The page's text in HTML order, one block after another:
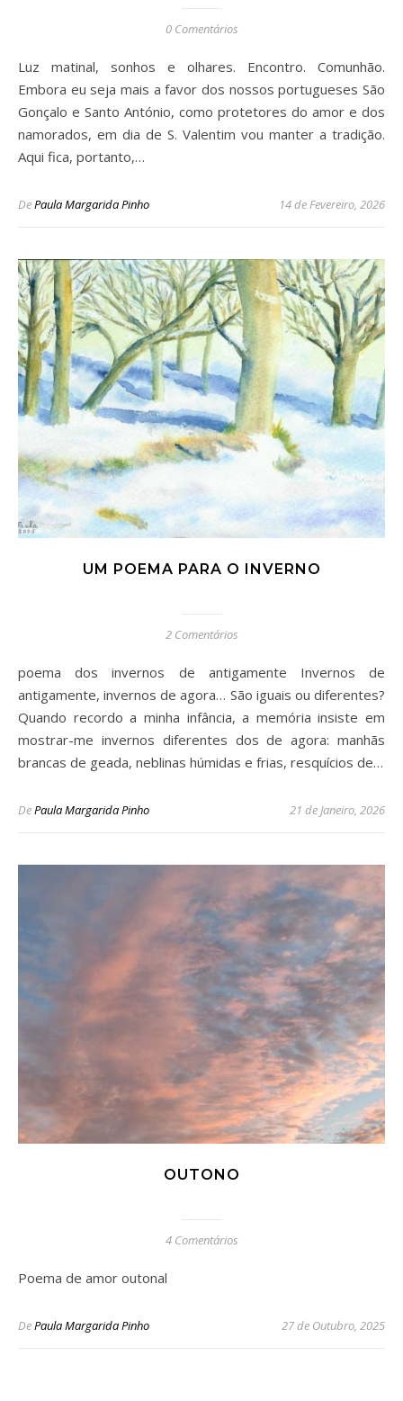
0 Comentários
Luz matinal, sonhos e olhares. Encontro. Comunhão.
Embora eu seja mais a favor dos nossos portugueses São
Gonçalo e Santo António, como protetores do amor e dos
namorados, em dia de S. Valentim vou manter a tradição.
Aqui fica, portanto,…
DePaula Margarida Pinho 14 de Fevereiro, 2026
UM POEMA PARA O INVERNO
2 Comentários
poema dos invernos de antigamente Invernos de
antigamente, invernos de agora… São iguais ou diferentes?
Quando recordo a minha infância, a memória insiste em
mostrar-me invernos diferentes dos de agora: manhãs
brancas de geada, neblinas húmidas e frias, resquícios de…
DePaula Margarida Pinho 21 de Janeiro, 2026
OUTONO
4 Comentários
Poema de amor outonal
DePaula Margarida Pinho 27 de Outubro, 2025